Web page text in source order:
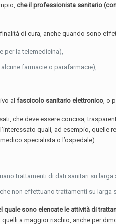
che il professionista sanitario
di cura, anche quando sono
per la telemedicina),
farmacie o parafarmacie),
alfascicolo sanitario elettronico, o
che deve essere concisa,
quali, ad esempio,
specialista o l’ospedale).
trattamenti di dati sanitari su larga
non effettuano trattamenti su larga
quale sono elencate le attività di
a maggior rischio, anche per